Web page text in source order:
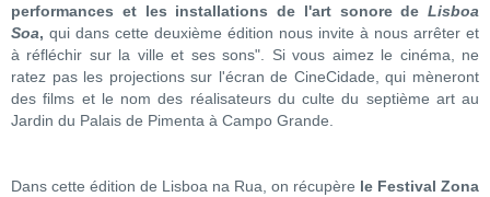
performances et les installations de l'art sonore de Lisboa
Soa, qui dans cette deuxième édition nous invite à nous arrêter et
à réfléchir sur la ville et ses sons". Si vous aimez le cinéma, ne
ratez pas les projections sur l'écran de CineCidade, qui mèneront
des films et le nom des réalisateurs du culte du septième art au
Jardin du Palais de Pimenta à Campo Grande.
Dans cette édition de Lisboa na Rua, on récupère le Festival Zona